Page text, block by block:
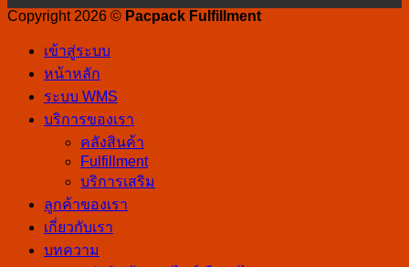
Copyright 2026 © Pacpack Fulfillment
เข้าสู่ระบบ
หน้าหลัก
ระบบ WMS
บริการของเรา
คลังสินค้า
Fulfillment
บริการเสริม
ลูกค้าของเรา
เกี่ยวกับเรา
บทความ